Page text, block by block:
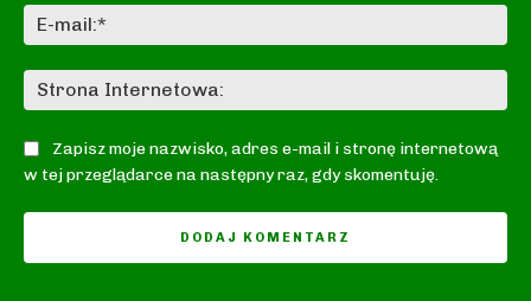
Zapisz moje nazwisko, adres e-mail i stronę internetową
w tej przeglądarce na następny raz, gdy skomentuję.